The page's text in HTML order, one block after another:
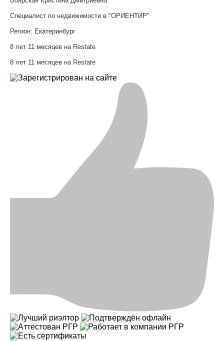
Специалист по недвижимости в "ОРИЕНТИР"
Регион: Екатеринбург
8 лет 11 месяцев на Restate
8 лет 11 месяцев на Restate